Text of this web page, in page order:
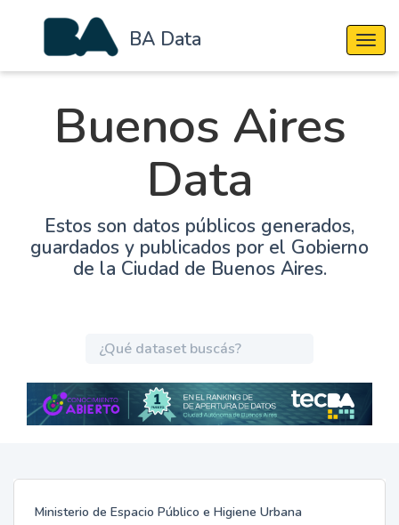
BA Data
Buenos Aires
Data
Estos son datos públicos generados,
guardados y publicados por el Gobierno
de la Ciudad de Buenos Aires.
Ministerio de Espacio Público e Higiene Urbana